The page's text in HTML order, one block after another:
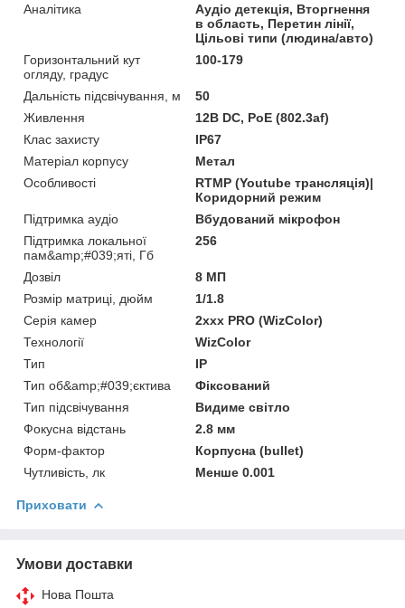
Аналітика
Аудіо детекція, Вторгнення
в область, Перетин лінії,
Цільові типи (людина/авто)
Горизонтальний кут
огляду, градус
100-179
Дальність підсвічування, м
50
Живлення
12В DС, PoE (802.3af)
Клас захисту
IP67
Матеріал корпусу
Метал
Особливості
RTMP (Youtube трансляція)|
Коридорний режим
Підтримка аудіо
Вбудований мікрофон
Підтримка локальної
пам&amp;#039;яті, Гб
256
Дозвіл
8 МП
Розмір матриці, дюйм
1/1.8
Серія камер
2xxx PRO (WizColor)
Технології
WizColor
Тип
IP
Тип об&amp;#039;єктива
Фіксований
Тип підсвічування
Видиме світло
Фокусна відстань
2.8 мм
Форм-фактор
Корпусна (bullet)
Чутливість, лк
Менше 0.001
Приховати
Умови доставки
Нова Пошта